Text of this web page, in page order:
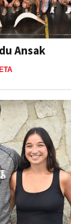
Ansak